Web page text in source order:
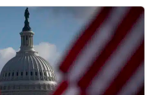
sera opérée par
Spéciales de l’Aviation…